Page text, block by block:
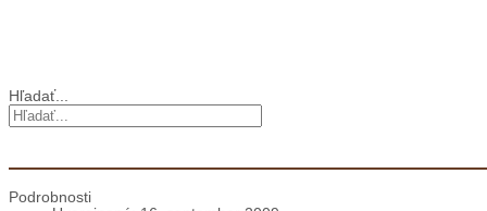
Hľadať...